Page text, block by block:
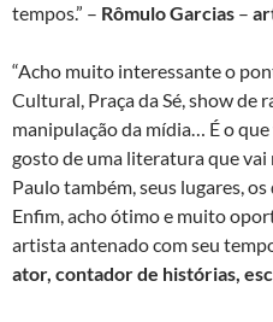
tempos.” – Rômulo Garcias –
“Acho muito interessante o
Cultural, Praça da Sé, show de
manipulação da mídia… É o
gosto de uma literatura que vai
Paulo também, seus lugares,
Enfim, acho ótimo e muito
artista antenado com seu tempo
ator, contador de histórias,